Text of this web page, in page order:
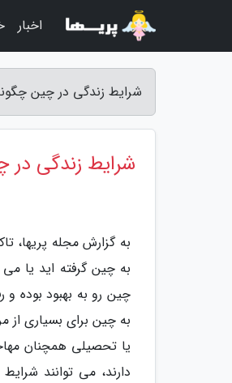
شرایط زندگی در چین
شرایط زندگی
به گزارش مجله پریها،
به چین گرفته اید یا
چین رو به بهبود بوده
به چین برای بسیاری
یا تحصیلی همچنان
دارند، می توانند
اخبار